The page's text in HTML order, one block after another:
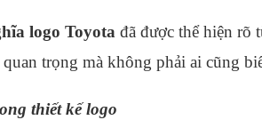
logo Toyota đã được thể hiện rõ
trọng mà không phải ai cũng
thiết kế logo